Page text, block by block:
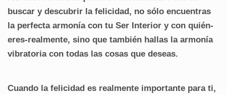
buscar y descubrir la felicidad, no sólo encuentras
la perfecta armonía con tu Ser Interior y con quién-
eres-realmente, sino que también hallas la armonía
vibratoria con todas las cosas que deseas.
Cuando la felicidad es realmente importante para ti,